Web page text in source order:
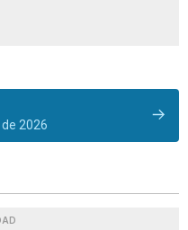
2026